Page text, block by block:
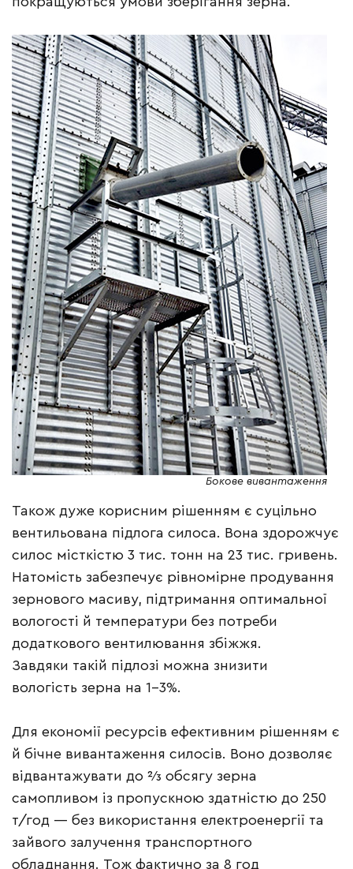
Бокове вивантаження
Також дуже корисним рішенням є суцільно
вентильована підлога силоса. Вона здорожчує
силос місткістю 3 тис. тонн на 23 тис. гривень.
Натомість забезпечує рівномірне продування
зернового масиву, підтримання оптимальної
вологості й температури без потреби
додаткового вентилювання збіжжя.
Завдяки такій підлозі можна знизити
вологість зерна на 1–3%.
Для економії ресурсів ефективним рішенням є
й бічне вивантаження силосів. Воно дозволяє
відвантажувати до ⅔ обсягу зерна
самопливом із пропускною здатністю до 250
т/год — без використання електроенергії та
зайвого залучення транспортного
обладнання. Тож фактично за 8 год